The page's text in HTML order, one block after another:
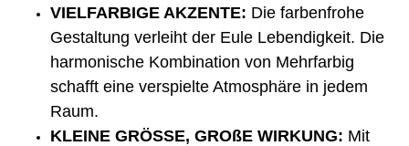
VIELFARBIGE AKZENTE: Die farbenfrohe
Gestaltung verleiht der Eule Lebendigkeit. Die
harmonische Kombination von Mehrfarbig
schafft eine verspielte Atmosphäre in jedem
Raum.
KLEINE GRÖSSE, GROßE WIRKUNG: Mit